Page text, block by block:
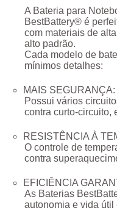
A Bateria para
BestBattery® é
com materiais de
alto padrão.
Cada modelo de
mínimos detalhes:
MAIS SEGURANÇA:
Possui vários
contra curto-circuito,
RESISTÊNCIA À
O controle de
contra
EFICIÊNCIA
As Baterias
autonomia e vida